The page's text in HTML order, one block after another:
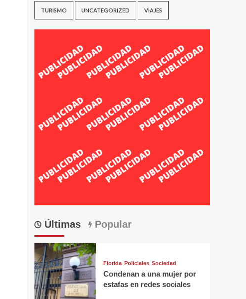
TURISMO UNCATEGORIZED VIAJES
Últimas Popular
Florida Policiales Sociedad
Condenan a una mujer por
estafas en redes sociales